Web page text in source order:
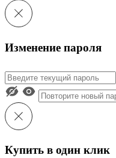
Изменение пароля
Купить в один клик